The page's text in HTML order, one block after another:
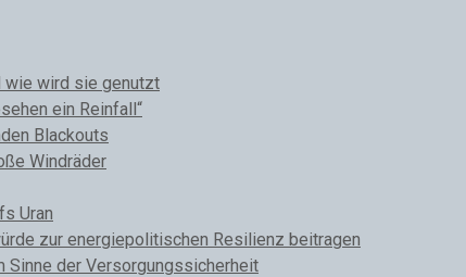
wie wird sie genutzt
ein Reinfall“
Blackouts
Windräder
Uran
zur energiepolitischen Resilienz beitragen
der Versorgungssicherheit